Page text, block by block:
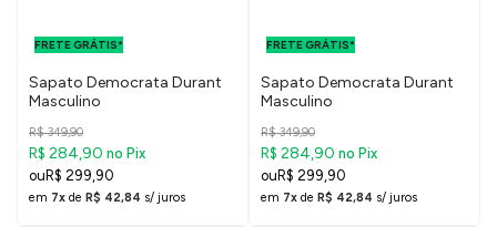
FRETE GRÁTIS*
Sapato Democrata Durant
Masculino
R$ 349,90
R$ 284,90 no Pix
R$ 299,90
em 7x de R$ 42,84 s/ juros
FRETE GRÁTIS*
Sapato Democrata Durant
Masculino
R$ 349,90
R$ 284,90 no Pix
R$ 299,90
em 7x de R$ 42,84 s/ juros